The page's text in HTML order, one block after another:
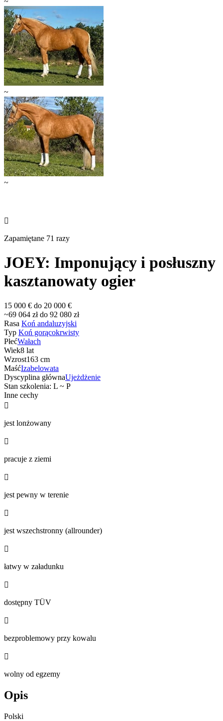
~
~

Zapamiętane 71 razy
JOEY: Imponujący i posłuszny
kasztanowaty ogier
15 000 € do 20 000 €
~69 064 zł do 92 080 zł
Rasa Koń andaluzyjski
Typ Koń gorącokrwisty
PłećWałach
Wiek8 lat
Wzrost163 cm
MaśćIzabelowata
Dyscyplina głównaUjeżdżenie
Stan szkolenia: L ~ P
Inne cechy

jest lonżowany

pracuje z ziemi

jest pewny w terenie

jest wszechstronny (allrounder)

łatwy w załadunku

dostępny TÜV

bezproblemowy przy kowalu

wolny od egzemy
Opis
Polski